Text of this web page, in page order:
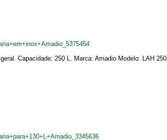
Capacidade: 250 L. Marca: Amadio Modelo: LAH